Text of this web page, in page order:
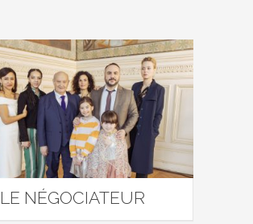
LE NÉGOCIATEUR